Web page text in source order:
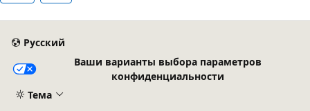
Русский
Ваши варианты выбора параметров
конфиденциальности
Тема